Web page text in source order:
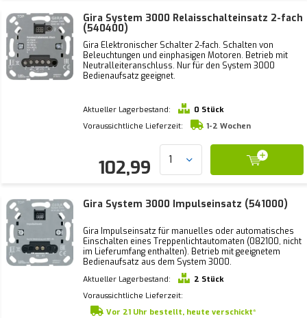
Gira System 3000 Relaisschalteinsatz 2-fach
(540400)
Gira Elektronischer Schalter 2-fach. Schalten von
Beleuchtungen und einphasigen Motoren. Betrieb mit
Neutralleiteranschluss. Nur für den System 3000
Bedienaufsatz geeignet.
Aktueller Lagerbestand:
0 Stück
Voraussichtliche Lieferzeit:
1-2 Wochen
102,99
Gira System 3000 Impulseinsatz (541000)
Gira Impulseinsatz für manuelles oder automatisches
Einschalten eines Treppenlichtautomaten (082100, nicht
im Lieferumfang enthalten). Betrieb mit geeignetem
Bedienaufsatz aus dem System 3000.
Aktueller Lagerbestand:
2 Stück
Voraussichtliche Lieferzeit:
Vor 21 Uhr bestellt, heute verschickt*